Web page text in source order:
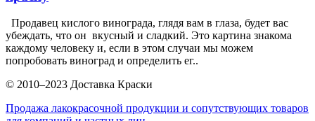
Продавец кислого винограда, глядя вам в глаза, будет вас
убеждать, что он вкусный и сладкий. Это картина знакома
каждому человеку и, если в этом случаи мы можем
попробовать виноград и определить ег..
© 2010–2023 Доставка Краски
Продажа лакокрасочной продукции и сопутствующих товаров